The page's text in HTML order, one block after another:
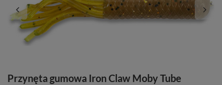
Przynęta gumowa Iron Claw Moby Tube